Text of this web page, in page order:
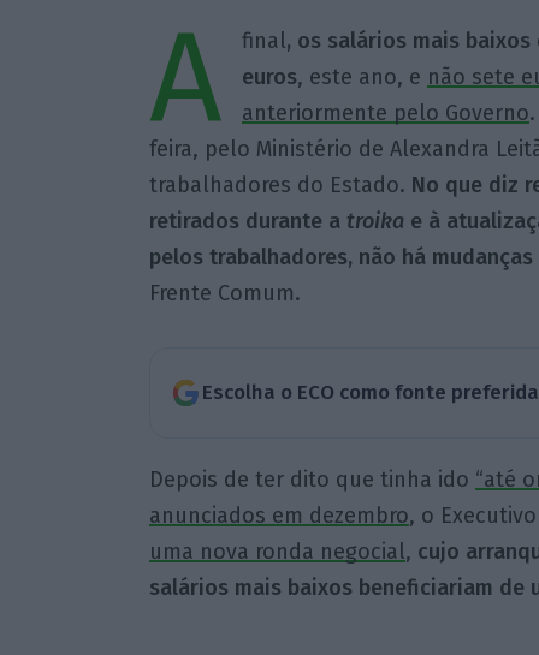
A final, os salários mais
euros, este ano, e não sete
anteriormente pelo Governo
feira, pelo Ministério de Alexandra
trabalhadores do Estado. No que diz
retirados durante a troikae à
pelos trabalhadores, não há
Frente Comum.
Escolha o ECO como fonte
Depois de ter dito que tinha ido “até
anunciados em dezembro, o
uma nova ronda negocial, cujo
salários mais baixos beneficiariam de